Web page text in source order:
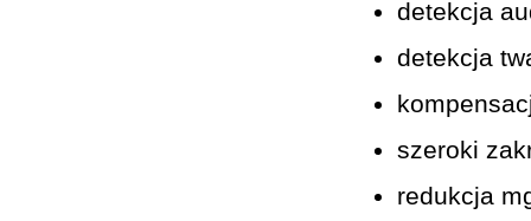
detekcja
detekcja
szeroki
redukcja